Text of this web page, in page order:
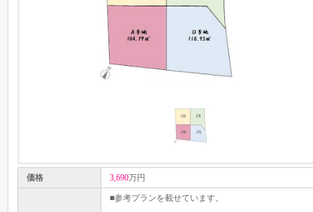
価格 3,690万円
■参考プランを載せています。